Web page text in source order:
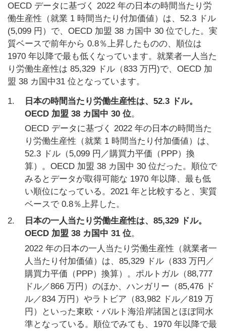
OECD データに基づく 2022 年の日本の時間当たり労
働生産性（就業 1 時間当たり付加価値）は、52.3 ドル
(5,099 円）で、OECD 加盟 38 カ国中 30 位でした。実
質ベースで前年から 0.8％上昇したものの、順位は
1970 年以降で最も低くなっています。就業者一人当た
り労働生産性は 85,329 ドル（833 万円)で、OECD 加
盟 38 カ国中31 位となっています。
1.
日本の時間当たり労働生産性は、52.3 ドル。
OECD 加盟 38 カ国中 30 位。
OECD データに基づく 2022 年の日本の時間当た
り労働生産性（就業 1 時間当たり付加価値）は、
52.3 ドル（5,099 円／購買力平価（PPP）換
算）。OECD 加盟 38 カ国中 30 位だった。順位で
みるとデータが取得可能な 1970 年以降、最も低
い順位になっている。2021 年と比較すると、実質
ベースで 0.8％上昇した。
2.
日本の一人当たり労働生産性は、85,329 ドル。
OECD 加盟 38 カ国中 31 位。
2022 年の日本の一人当たり労働生産性（就業者一
人当たり付加価値）は、85,329 ドル（833 万円／
購買力平価（PPP）換算）。ポルトガル（88,777
ドル／866 万円）のほか、ハンガリー（85,476 ド
ル／834 万円）やラトビア（83,982 ドル／819 万
円）といった東欧・バルト海沿岸諸国とほぼ同水
準となっている。順位でみても、1970 年以降で最